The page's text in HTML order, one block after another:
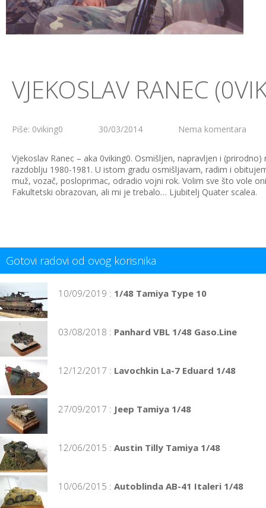
VJEKOSLAV RANEC
Piše: 0viking0 30/03/2014 Nema komentara
Vjekoslav Ranec – aka 0viking0. Osmišljen, napravljen i
razdoblju 1980-1981. U istom gradu osmišljavam, radim i
muž, vozač, posloprimac, odradio vojni rok. Volim sve što vole
Fakultetski obrazovan, ali mi je trebalo… Ljubitelj Quater scalea.
Gotovi radovi od ovog korisnika
10/09/2019 : 1/48 Tamiya Type 10
03/08/2018 : Panhard VBL 1/48 Gaso.Line
12/12/2017 : Lavochkin La-7 Eduard 1/48
27/09/2017 : Jeep Tamiya 1/48
12/06/2015 : Austin Tilly Tamiya 1/48
10/06/2015 : Autoblinda AB-41 Italeri 1/48